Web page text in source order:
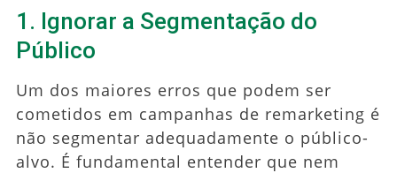
1. Ignorar a Segmentação do
Público
Um dos maiores erros que podem ser
cometidos em campanhas de remarketing é
não segmentar adequadamente o público-
alvo. É fundamental entender que nem